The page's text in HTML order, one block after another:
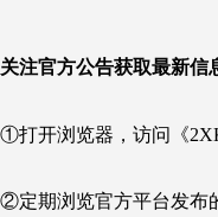
关注官方公告获取最新信
①打开浏览器，访问《
②定期浏览官方平台发布